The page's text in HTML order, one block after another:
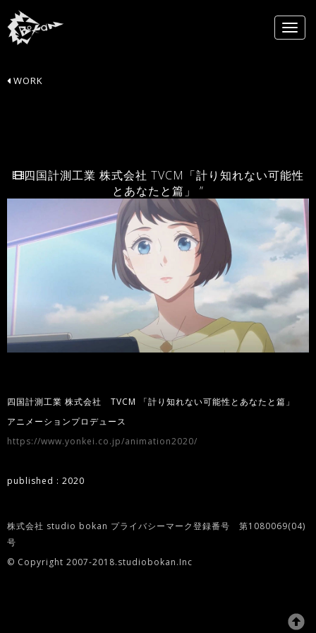
WORK
四国計測工業 株式会社 TVCM「計り知れない可能性
とあなたと篇」 ”
四国計測工業 株式会社 TVCM 「計り知れない可能性とあなたと篇」
アニメーションプロデュース
https://www.yonkei.co.jp/animation2020/
published : 2020
株式会社 studio bokan プライバシーマーク登録番号 第1080069(04)
号
© Copyright 2007-2018.studiobokan.Inc